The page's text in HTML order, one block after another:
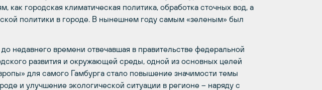
как городская климатическая политика, обработка сточных вод, а
политики в городе. В нынешнем году самым «зеленым» был
недавнего времени отвечавшая в правительстве федеральной
развития и окружающей среды, одной из основных целей
для самого Гамбурга стало повышение значимости темы
и улучшение экологической ситуации в регионе – наряду с